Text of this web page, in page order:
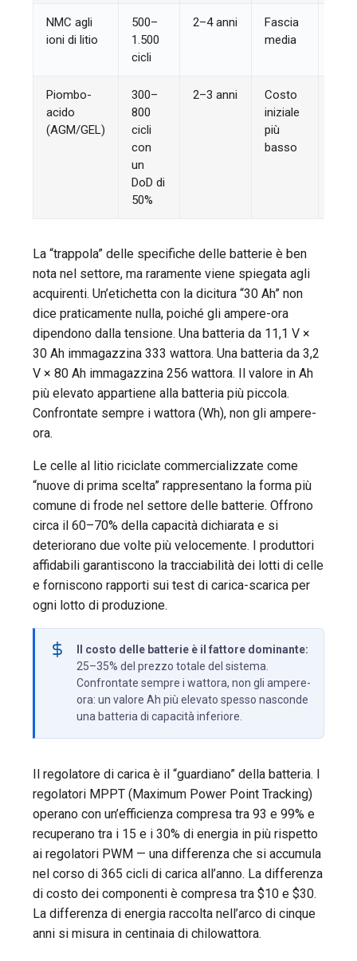
NMC agli
ioni di litio
500–
1.500
cicli
2–4 anni
Fascia
media
Piombo-
acido
(AGM/GEL)
300–
800
cicli
con
un
DoD di
50%
2–3 anni
Costo
iniziale
più
basso
La “trappola” delle specifiche delle batterie è ben
nota nel settore, ma raramente viene spiegata agli
acquirenti. Un’etichetta con la dicitura “30 Ah” non
dice praticamente nulla, poiché gli ampere-ora
dipendono dalla tensione. Una batteria da 11,1 V ×
30 Ah immagazzina 333 wattora. Una batteria da 3,2
V × 80 Ah immagazzina 256 wattora. Il valore in Ah
più elevato appartiene alla batteria più piccola.
Confrontate sempre i wattora (Wh), non gli ampere-
ora.
Le celle al litio riciclate commercializzate come
“nuove di prima scelta” rappresentano la forma più
comune di frode nel settore delle batterie. Offrono
circa il 60–70% della capacità dichiarata e si
deteriorano due volte più velocemente. I produttori
affidabili garantiscono la tracciabilità dei lotti di celle
e forniscono rapporti sui test di carica-scarica per
ogni lotto di produzione.
Il costo delle batterie è il fattore dominante:
25–35% del prezzo totale del sistema.
Confrontate sempre i wattora, non gli ampere-
ora: un valore Ah più elevato spesso nasconde
una batteria di capacità inferiore.
Il regolatore di carica è il “guardiano” della batteria. I
regolatori MPPT (Maximum Power Point Tracking)
operano con un’efficienza compresa tra 93 e 99% e
recuperano tra i 15 e i 30% di energia in più rispetto
ai regolatori PWM — una differenza che si accumula
nel corso di 365 cicli di carica all’anno. La differenza
di costo dei componenti è compresa tra $10 e $30.
La differenza di energia raccolta nell’arco di cinque
anni si misura in centinaia di chilowattora.